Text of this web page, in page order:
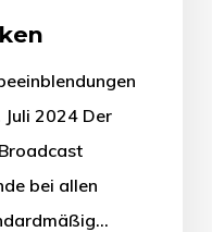
Juli 2024 Der
bei allen